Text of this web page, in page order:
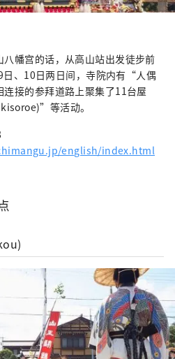
幡宫的话，从高山站出发徒步前
、10日两日间，寺院内有“人偶
接的参拜道路上聚集了11台屋
等活动。
english/index.html